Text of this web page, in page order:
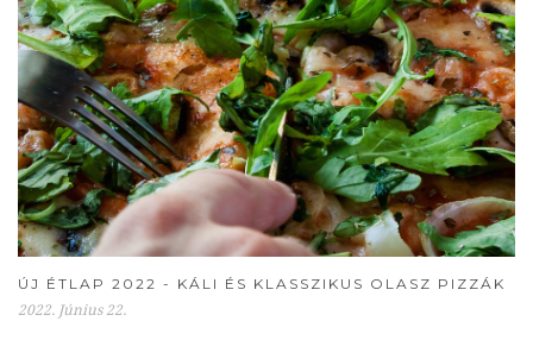
ÚJ ÉTLAP 2022 - KÁLI ÉS KLASSZIKUS OLASZ PIZZÁK
2022. Június 22.